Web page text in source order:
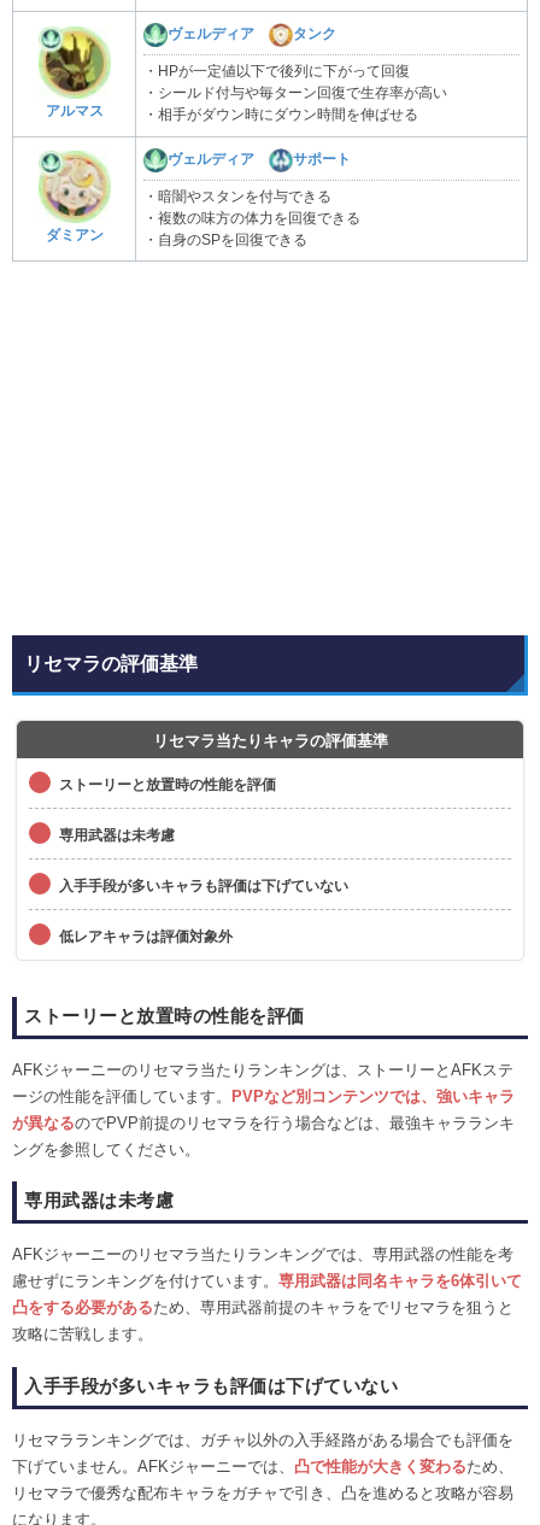
アルマス
ヴェルディア タンク
・HPが一定値以下で後列に下がって回復
・シールド付与や毎ターン回復で生存率が高い
・相手がダウン時にダウン時間を伸ばせる
ダミアン
ヴェルディア サポート
・暗闇やスタンを付与できる
・複数の味方の体力を回復できる
・自身のSPを回復できる
リセマラの評価基準
リセマラ当たりキャラの評価基準
ストーリーと放置時の性能を評価
専用武器は未考慮
入手手段が多いキャラも評価は下げていない
低レアキャラは評価対象外
ストーリーと放置時の性能を評価
AFKジャーニーのリセマラ当たりランキングは、ストーリーとAFKステ
ージの性能を評価しています。
PVPなど別コンテンツでは、強いキャラ
が異なるのでPVP前提のリセマラを行う場合などは、最強キャラランキ
ングを参照してください。
専用武器は未考慮
AFKジャーニーのリセマラ当たりランキングでは、専用武器の性能を考
慮せずにランキングを付けています。 専用武器は同名キャラを6体引いて
凸をする必要があるため、専用武器前提のキャラをでリセマラを狙うと
攻略に苦戦します。
入手手段が多いキャラも評価は下げていない
リセマラランキングでは、ガチャ以外の入手経路がある場合でも評価を
下げていません。AFKジャーニーでは、 凸で性能が大きく変わるため、
リセマラで優秀な配布キャラをガチャで引き、凸を進めると攻略が容易
になります。